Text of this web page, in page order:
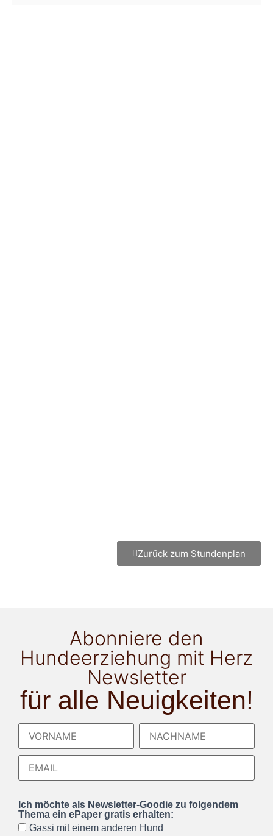
Zurück zum Stundenplan
Abonniere den
Hundeerziehung mit Herz
Newsletter
für alle Neuigkeiten!
Ich möchte als Newsletter-Goodie zu folgendem
Thema ein ePaper gratis erhalten:
Gassi mit einem anderen Hund